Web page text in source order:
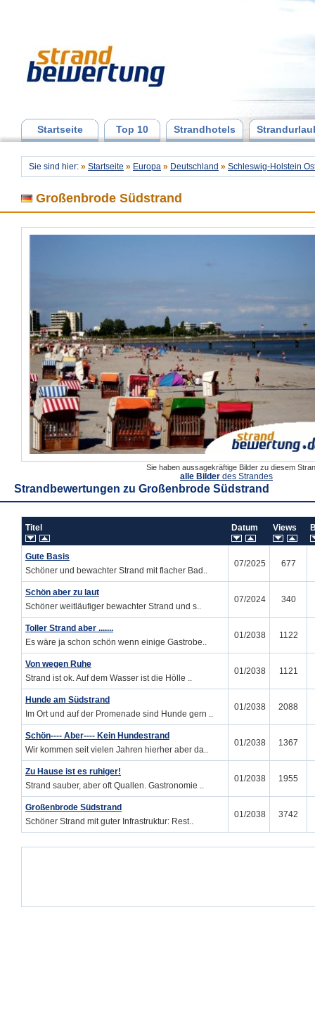
Startseite Top 10 Strandhotels
Sie sind hier: » Startseite » Europa » Deutschland » Schleswig-Holstein
Großenbrode Südstrand
Sie haben aussagekräftige Bilder zu diesem
alle Bilder des Strandes
Strandbewertungen zu Großenbrode Südstrand
Titel Datum Views
Gute Basis
Schöner und bewachter Strand mit flacher Bad..
07/2025 677
Schön aber zu laut
Schöner weitläufiger bewachter Strand und s..
07/2024 340
Toller Strand aber .......
Es wäre ja schon schön wenn einige Gastrobe..
01/2038 1122
Von wegen Ruhe
Strand ist ok. Auf dem Wasser ist die Hölle ..
01/2038 1121
Hunde am Südstrand
Im Ort und auf der Promenade sind Hunde gern ..
01/2038 2088
Schön---- Aber---- Kein Hundestrand
Wir kommen seit vielen Jahren hierher aber da..
01/2038 1367
Zu Hause ist es ruhiger!
Strand sauber, aber oft Quallen. Gastronomie ..
01/2038 1955
Großenbrode Südstrand
Schöner Strand mit guter Infrastruktur: Rest..
01/2038 3742